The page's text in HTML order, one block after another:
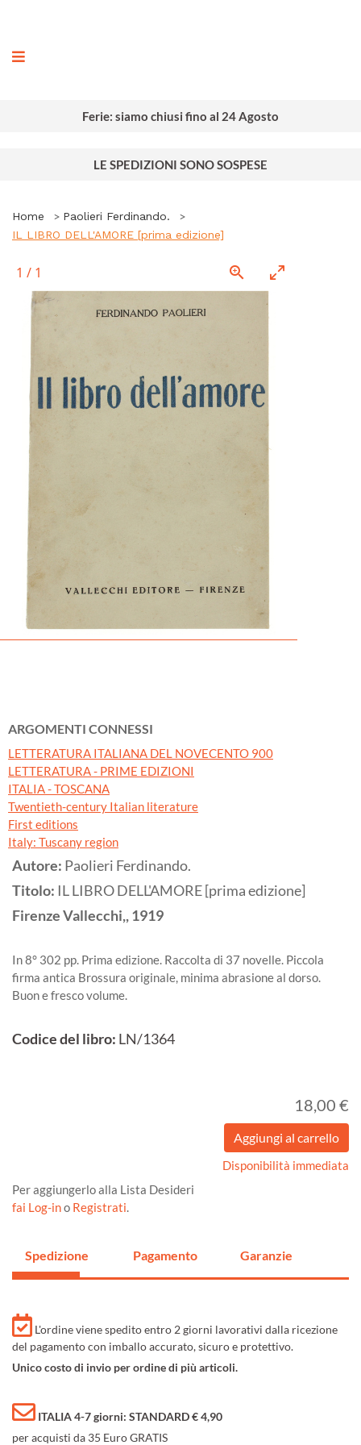
Ferie: siamo chiusi fino al 24 Agosto
LE SPEDIZIONI SONO SOSPESE
Home
Paolieri Ferdinando.
IL LIBRO DELL'AMORE [prima edizione]
1 / 1
ARGOMENTI CONNESSI
LETTERATURA ITALIANA DEL NOVECENTO 900
LETTERATURA - PRIME EDIZIONI
ITALIA - TOSCANA
Twentieth-century Italian literature
First editions
Italy: Tuscany region
Autore: Paolieri Ferdinando.
Titolo: IL LIBRO DELL'AMORE [prima edizione]
FirenzeVallecchi,,1919
In 8° 302 pp. Prima edizione. Raccolta di 37 novelle. Piccola
firma antica Brossura originale, minima abrasione al dorso.
Buon e fresco volume.
Codice del libro: LN/1364
18,00 €
Disponibilità immediata
Per aggiungerlo alla Lista Desideri
fai Log-ino Registrati.
Spedizione Pagamento Garanzie
L'ordine viene spedito entro 2 giorni lavorativi dalla ricezione
del pagamento con imballo accurato, sicuro e protettivo.
Unico costo di invio per ordine di più articoli.
ITALIA 4-7 giorni: STANDARD € 4,90
per acquisti da 35 Euro GRATIS